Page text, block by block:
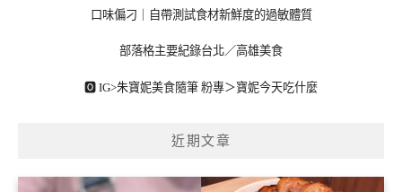
口味偏刁｜自帶測試食材新鮮度的過敏體質
部落格主要紀錄台北／高雄美食
🅾 IG>朱寶妮美食隨筆 粉專＞寶妮今天吃什麼
近期文章